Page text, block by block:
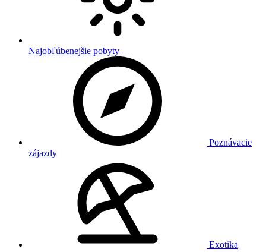
Najobľúbenejšie pobyty
Poznávacie
zájazdy
Exotika